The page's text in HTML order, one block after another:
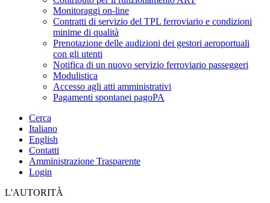
Monitoraggi on-line
Contratti di servizio del TPL ferroviario e condizioni
minime di qualità
Prenotazione delle audizioni dei gestori aeroportuali
con gli utenti
Notifica di un nuovo servizio ferroviario passeggeri
Modulistica
Accesso agli atti amministrativi
Pagamenti spontanei pagoPA
Cerca
Italiano
English
Contatti
Amministrazione Trasparente
Login
L'AUTORITÀ